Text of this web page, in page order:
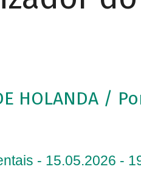
HOLANDA /
- 15.05.2026 -